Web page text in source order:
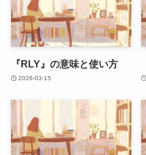
『RLY』の意味と使い方
2026-03-15